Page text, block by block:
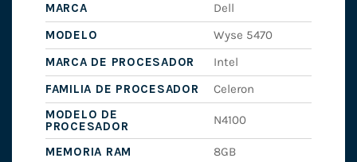
MARCA
Dell
MODELO
Wyse 5470
MARCA DE PROCESADOR
Intel
FAMILIA DE PROCESADOR
Celeron
MODELO DE
PROCESADOR
N4100
MEMORIA RAM
8GB